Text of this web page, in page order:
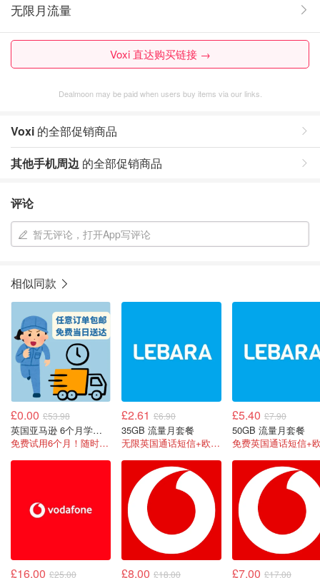
无限月流量
Voxi 直达购买链接 →
Dealmoon may be paid when users buy items via our links.
Voxi 的全部促销商品
其他手机周边 的全部促销商品
评论
暂无评论，打开App写评论
相似同款
£0.00 £53.98
英国亚马逊 6个月学生会员
免费试用6个月！随时取消！
£2.61 £6.90
35GB 流量月套餐
无限英国通话短信+欧盟漫游
£5.40 £7.90
50GB 流量月套餐
£16.00 £25.00 £8.00 £18.00 £7.00 £17.00